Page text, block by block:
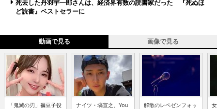
死去した丹羽宇一郎さんは、経済界有数の読書家だった 『死ぬほ
ど読書』ベストセラーに
動画で見る 画像で見る
「鬼滅の刃」禰豆子役
ナイツ・塙宣之、You
解散のレペゼンフォッ